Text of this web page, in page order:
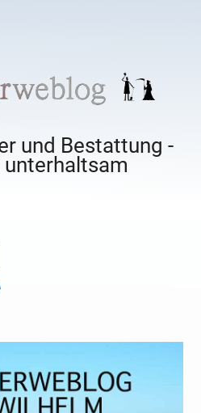
und Bestattung -